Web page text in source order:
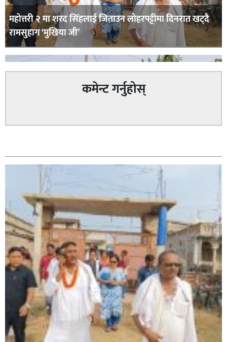
महोत्तरी २ मा शरद सिंहलाई जिताउन लोहरपट्टीमा दिनरात खट्दै
रामसुहाग ‘मुखिया जी’
सिराहा-२ मा संजय यादव भिड्ने !
कमेन्ट गर्नुहोस्